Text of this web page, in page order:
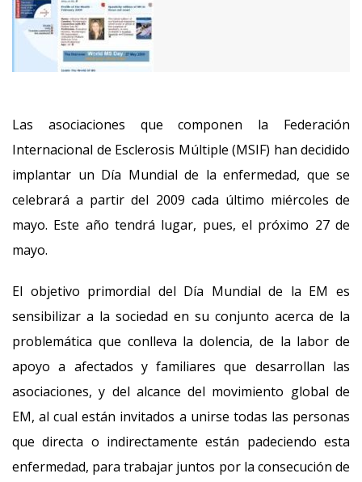
Las asociaciones que componen la Federación
Internacional de Esclerosis Múltiple (MSIF) han decidido
implantar un Día Mundial de la enfermedad, que se
celebrará a partir del 2009 cada último miércoles de
mayo. Este año tendrá lugar, pues, el próximo 27 de
mayo.
El objetivo primordial del Día Mundial de la EM es
sensibilizar a la sociedad en su conjunto acerca de la
problemática que conlleva la dolencia, de la labor de
apoyo a afectados y familiares que desarrollan las
asociaciones, y del alcance del movimiento global de
EM, al cual están invitados a unirse todas las personas
que directa o indirectamente están padeciendo esta
enfermedad, para trabajar juntos por la consecución de